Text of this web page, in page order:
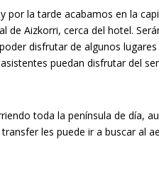
la tarde acabamos en la
de Aizkorri, cerca del hotel.
disfrutar de algunos
puedan disfrutar del
toda la península de día,
les puede ir a buscar al